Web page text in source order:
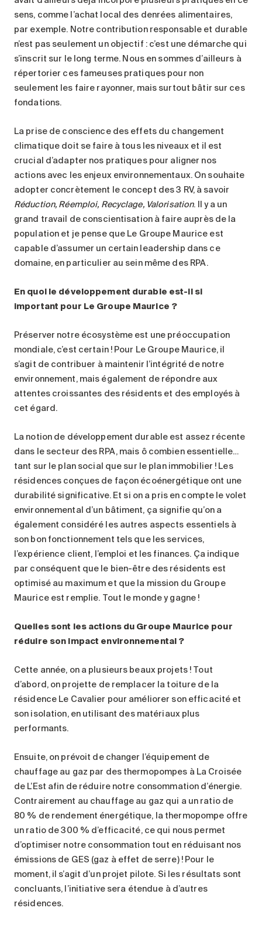
sens, comme l’achat local des denrées alimentaires,
par exemple. Notre contribution responsable et durable
n’est pas seulement un objectif : c’est une démarche qui
s’inscrit sur le long terme. Nous en sommes d’ailleurs à
répertorier ces fameuses pratiques pour non
seulement les faire rayonner, mais surtout bâtir sur ces
fondations.
La prise de conscience des effets du changement
climatique doit se faire à tous les niveaux et il est
crucial d’adapter nos pratiques pour aligner nos
actions avec les enjeux environnementaux. On souhaite
adopter concrètement le concept des 3 RV, à savoir
Réduction, Réemploi, Recyclage, Valorisation. Il y a un
grand travail de conscientisation à faire auprès de la
population et je pense que Le Groupe Maurice est
capable d’assumer un certain leadership dans ce
domaine, en particulier au sein même des RPA.
En quoi le développement durable est-il si
important pour Le Groupe Maurice ?
Préserver notre écosystème est une préoccupation
mondiale, c’est certain ! Pour Le Groupe Maurice, il
s’agit de contribuer à maintenir l’intégrité de notre
environnement, mais également de répondre aux
attentes croissantes des résidents et des employés à
cet égard.
La notion de développement durable est assez récente
dans le secteur des RPA, mais ô combien essentielle…
tant sur le plan social que sur le plan immobilier ! Les
résidences conçues de façon écoénergétique ont une
durabilité significative. Et si on a pris en compte le volet
environnemental d’un bâtiment, ça signifie qu’on a
également considéré les autres aspects essentiels à
son bon fonctionnement tels que les services,
l’expérience client, l’emploi et les finances. Ça indique
par conséquent que le bien-être des résidents est
optimisé au maximum et que la mission du Groupe
Maurice est remplie. Tout le monde y gagne !
Quelles sont les actions du Groupe Maurice pour
réduire son impact environnemental ?
Cette année, on a plusieurs beaux projets ! Tout
d’abord, on projette de remplacer la toiture de la
résidence Le Cavalier pour améliorer son efficacité et
son isolation, en utilisant des matériaux plus
performants.
Ensuite, on prévoit de changer l’équipement de
chauffage au gaz par des thermopompes à La Croisée
de L’Est afin de réduire notre consommation d’énergie.
Contrairement au chauffage au gaz qui a un ratio de
80 % de rendement énergétique, la thermopompe offre
un ratio de 300 % d’efficacité, ce qui nous permet
d’optimiser notre consommation tout en réduisant nos
émissions de GES (gaz à effet de serre) ! Pour le
moment, il s’agit d’un projet pilote. Si les résultats sont
concluants, l’initiative sera étendue à d’autres
résidences.